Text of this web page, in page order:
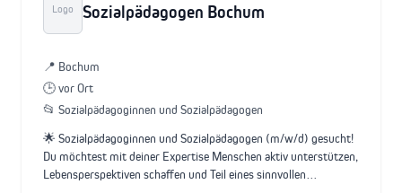
Logo
Sozialpädagogen Bochum
📍 Bochum
🕒 vor Ort
📂 Sozialpädagoginnen und Sozialpädagogen
🌟 Sozialpädagoginnen und Sozialpädagogen (m/w/d) gesucht!
Du möchtest mit deiner Expertise Menschen aktiv unterstützen,
Lebensperspektiven schaffen und Teil eines sinnvollen…